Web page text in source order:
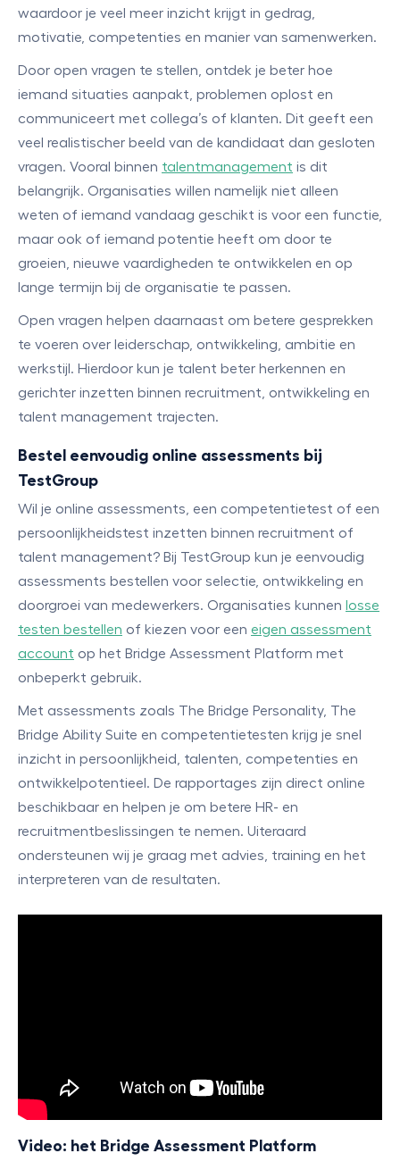
waardoor je veel meer inzicht krijgt in gedrag,
motivatie, competenties en manier van samenwerken.
Door open vragen te stellen, ontdek je beter hoe
iemand situaties aanpakt, problemen oplost en
communiceert met collega’s of klanten. Dit geeft een
veel realistischer beeld van de kandidaat dan gesloten
vragen. Vooral binnen talentmanagement is dit
belangrijk. Organisaties willen namelijk niet alleen
weten of iemand vandaag geschikt is voor een functie,
maar ook of iemand potentie heeft om door te
groeien, nieuwe vaardigheden te ontwikkelen en op
lange termijn bij de organisatie te passen.
Open vragen helpen daarnaast om betere gesprekken
te voeren over leiderschap, ontwikkeling, ambitie en
werkstijl. Hierdoor kun je talent beter herkennen en
gerichter inzetten binnen recruitment, ontwikkeling en
talent management trajecten.
Bestel eenvoudig online assessments bij
TestGroup
Wil je online assessments, een competentietest of een
persoonlijkheidstest inzetten binnen recruitment of
talent management? Bij TestGroup kun je eenvoudig
assessments bestellen voor selectie, ontwikkeling en
doorgroei van medewerkers. Organisaties kunnen losse
testen bestellen of kiezen voor een eigen assessment
account op het Bridge Assessment Platform met
onbeperkt gebruik.
Met assessments zoals The Bridge Personality, The
Bridge Ability Suite en competentietesten krijg je snel
inzicht in persoonlijkheid, talenten, competenties en
ontwikkelpotentieel. De rapportages zijn direct online
beschikbaar en helpen je om betere HR- en
recruitmentbeslissingen te nemen. Uiteraard
ondersteunen wij je graag met advies, training en het
interpreteren van de resultaten.
Video: het Bridge Assessment Platform